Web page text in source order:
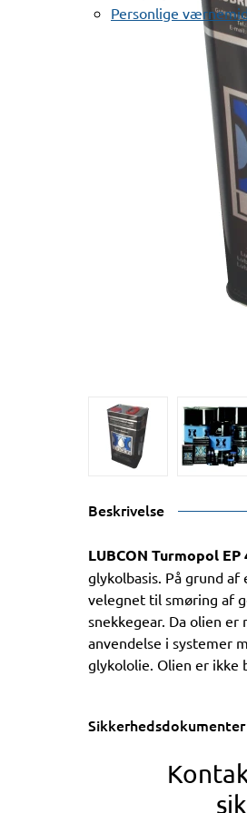
Personlige
Beskrivelse
LUBCON Turmopol EP
glykolbasis. På grund
velegnet til smøring af
snekkegear. Da olien
anvendelse i systemer
glykololie. Olien er ikke
Sikkerhedsdokumenter